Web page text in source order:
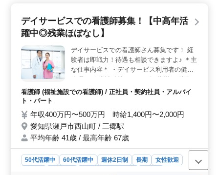
ど、デイサービスでの看護業務を行います。 ＜中高
年活躍中・ベテラン積極採用中＞ 60代の現役ナースも
な方々が、安定した職場環境で活躍できるよう支援しま
す。社会保険完備や交通費実費支給など、働きやすい福
利厚生も充実しています。 ＜アクセスと勤務条件
＞ 三郷駅からのアクセスが便利で、車通勤も可能で
す。週5日の勤務で、休日は4週8休制度や週休2日制を採
用しており、ワークライフバランスを重視しています。
就業時間は8時00分から17時00分または9時00分から18時
00分で、十分な休憩時間も確保されています。
デイサービスでの看護師募集！【中高年活
躍中◎残業ほぼなし】
デイサービスでの看護師さん募集です！ 経
験者は即戦力！待遇も相談できますよ♪ ＊主
な仕事内容＊ ・デイサービス利用者の健康
◎社会保険完備 ◎交通費支給 ◎残業ほぼな
看護師 (福祉施設での看護師) / 正社員・契約社員・アルバイ
ト・パート
年収400万円〜500万円 時給1,400円〜2,000円
愛知県瀬戸市西山町 / 三郷駅
平均年齢 41歳 / 最高年齢 67歳
50代活躍中 60代活躍中 週休2日制 長期
女性歓迎